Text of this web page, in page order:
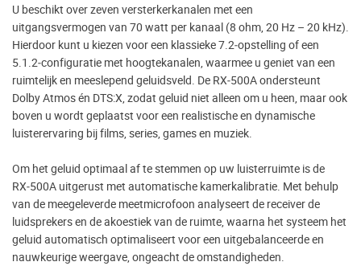
U beschikt over zeven versterkerkanalen met een
uitgangsvermogen van 70 watt per kanaal (8 ohm, 20 Hz – 20 kHz).
Hierdoor kunt u kiezen voor een klassieke 7.2‑opstelling of een
5.1.2‑configuratie met hoogtekanalen, waarmee u geniet van een
ruimtelijk en meeslepend geluidsveld. De RX‑500A ondersteunt
Dolby Atmos én DTS:X, zodat geluid niet alleen om u heen, maar ook
boven u wordt geplaatst voor een realistische en dynamische
luisterervaring bij films, series, games en muziek.
Om het geluid optimaal af te stemmen op uw luisterruimte is de
RX‑500A uitgerust met automatische kamerkalibratie. Met behulp
van de meegeleverde meetmicrofoon analyseert de receiver de
luidsprekers en de akoestiek van de ruimte, waarna het systeem het
geluid automatisch optimaliseert voor een uitgebalanceerde en
nauwkeurige weergave, ongeacht de omstandigheden.